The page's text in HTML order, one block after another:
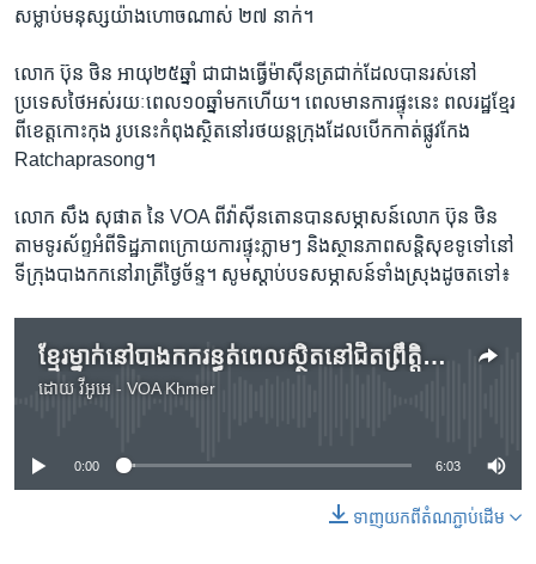
រកសម្លាប់​មនុស្ស​យ៉ាង​ហោច​ណាស់ ២៧ នាក់។
លោក ប៊ុន ថិន ​អាយុ​២៥ឆ្នាំ ជា​ជាង​ធ្វើ​ម៉ាស៊ីន​ត្រជាក់ដែល​បាន​រស់​នៅ​
ប្រទេស​ថៃ​អស់​រយៈ​ពេល​១០​ឆ្នាំ​មក​ហើយ។ ពេល​មាន​ការ​ផ្ទុះ​នេះ ពលរដ្ឋ​ខ្មែរ​
ពី​ខេត្ត​កោះកុង រូប​នេះ​កំពុង​ស្ថិត​នៅរថយន្ត​ក្រុង​ដែល​បើក​កាត់​ផ្លូវ​កែង
Ratchaprasong។
លោក សឹង សុផាត នៃ​ VOA ពី​វ៉ាស៊ីនតោន​បាន​សម្ភាសន៍​លោក ប៊ុន ថិន
តាម​ទូរស័ព្ទ​អំពី​ទិដ្ឋភាព​ក្រោយ​ការ​ផ្ទុះ​ភ្លាមៗ និង​ស្ថានភាពសន្តិសុខទូទៅ​នៅ​
ទី​ក្រុង​បាងកក​នៅ​រាត្រី​ថ្ងៃ​ច័ន្ទ។ សូម​ស្តាប់​បទ​សម្ភាសន៍ទាំង​ស្រុង​ដូច​តទៅ៖
ខ្មែរម្នាក់នៅបាងកករន្ធត់ពេលស្ថិតនៅជិតព្រឹត្តិការណ៍ផ្ទុះគ្រាប់បែកថ្ងៃច័ន្ទ
ដោយ វីអូអេ - VOA Khmer
0:00 6:03
ទាញ​យក​ពី​តំណភ្ជាប់​ដើម